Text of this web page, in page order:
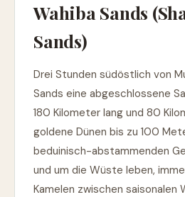
Wahiba Sands
Sands)
Drei Stunden südöstlich von
Sands eine abgeschlossene
180 Kilometer lang und 80
goldene Dünen bis zu 100
beduinisch-abstammenden
und um die Wüste leben,
Kamelen zwischen saisonalen